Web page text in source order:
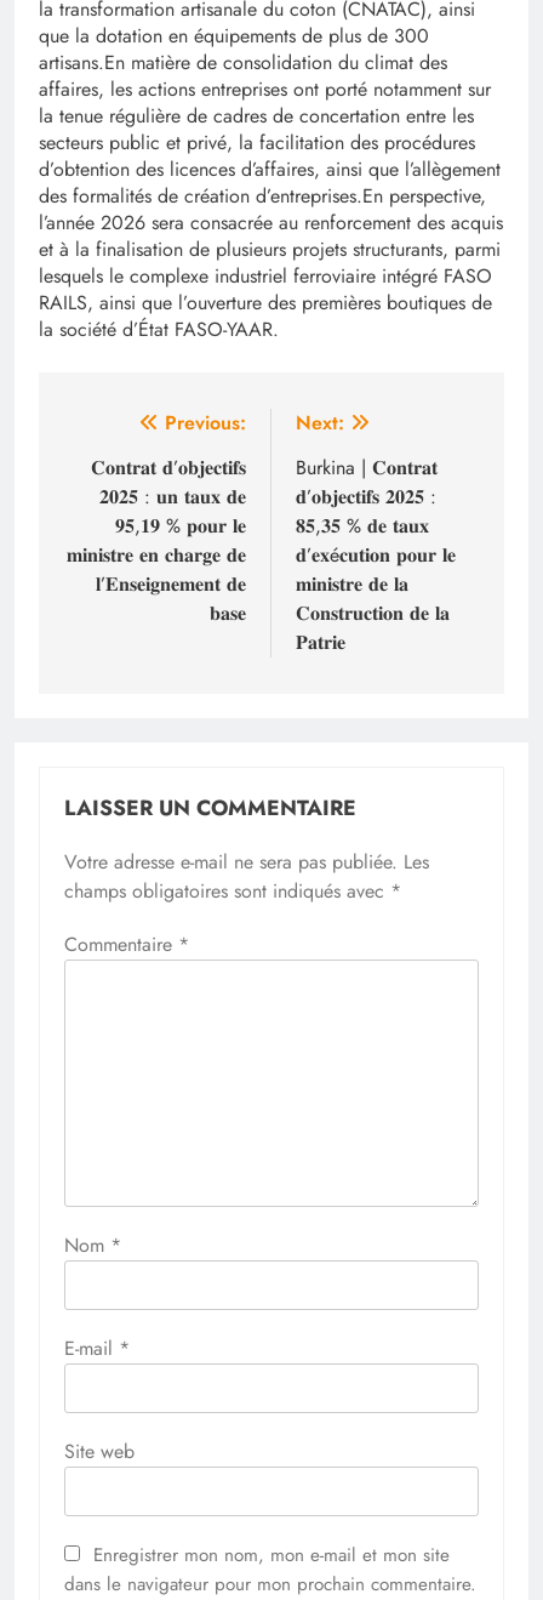
la transformation artisanale du coton (CNATAC), ainsi
que la dotation en équipements de plus de 300
artisans.‎‎En matière de consolidation du climat des
affaires, les actions entreprises ont porté notamment sur
la tenue régulière de cadres de concertation entre les
secteurs public et privé, la facilitation des procédures
d’obtention des licences d’affaires, ainsi que l’allègement
des formalités de création d’entreprises.‎‎En perspective,
l’année 2026 sera consacrée au renforcement des acquis
et à la finalisation de plusieurs projets structurants, parmi
lesquels le complexe industriel ferroviaire intégré FASO
RAILS, ainsi que l’ouverture des premières boutiques de
la société d’État FASO-YAAR.
Navigation
de
l’article
Previous:
𝐂𝐨𝐧𝐭𝐫𝐚𝐭 𝐝’𝐨𝐛𝐣𝐞𝐜𝐭𝐢𝐟𝐬
𝟐𝟎𝟐𝟓 : 𝐮𝐧 𝐭𝐚𝐮𝐱 𝐝𝐞
𝟗𝟓,𝟏𝟗 % 𝐩𝐨𝐮𝐫 𝐥𝐞
𝐦𝐢𝐧𝐢𝐬𝐭𝐫𝐞 𝐞𝐧 𝐜𝐡𝐚𝐫𝐠𝐞 𝐝𝐞
𝐥’𝐄𝐧𝐬𝐞𝐢𝐠𝐧𝐞𝐦𝐞𝐧𝐭 𝐝𝐞
𝐛𝐚𝐬𝐞‎
Next:
Burkina | ‎𝐂𝐨𝐧𝐭𝐫𝐚𝐭
𝐝’𝐨𝐛𝐣𝐞𝐜𝐭𝐢𝐟𝐬 𝟐𝟎𝟐𝟓 :
𝟖𝟓,𝟑𝟓 % 𝐝𝐞 𝐭𝐚𝐮𝐱
𝐝’𝐞𝐱é𝐜𝐮𝐭𝐢𝐨𝐧 𝐩𝐨𝐮𝐫 𝐥𝐞
𝐦𝐢𝐧𝐢𝐬𝐭𝐫𝐞 𝐝𝐞 𝐥𝐚
𝐂𝐨𝐧𝐬𝐭𝐫𝐮𝐜𝐭𝐢𝐨𝐧 𝐝𝐞 𝐥𝐚
𝐏𝐚𝐭𝐫𝐢𝐞
LAISSER UN COMMENTAIRE
Votre adresse e-mail ne sera pas publiée. Les
champs obligatoires sont indiqués avec *
Commentaire *
Nom *
E-mail *
Site web
Enregistrer mon nom, mon e-mail et mon site
dans le navigateur pour mon prochain commentaire.